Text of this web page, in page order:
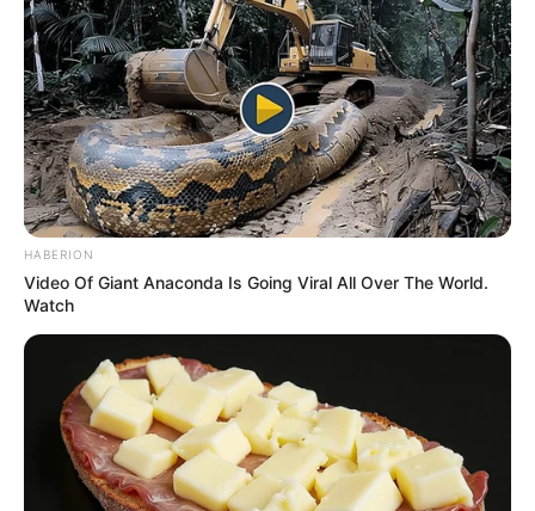
HABERION
Video Of Giant Anaconda Is Going Viral All Over The World.
Watch